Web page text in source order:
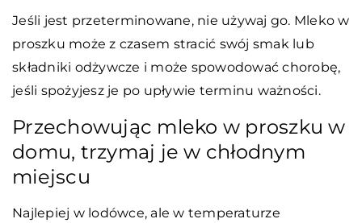
Jeśli jest przeterminowane, nie używaj go. Mleko w
proszku może z czasem stracić swój smak lub
składniki odżywcze i może spowodować chorobę,
jeśli spożyjesz je po upływie terminu ważności.
Przechowując mleko w proszku w
domu, trzymaj je w chłodnym
miejscu
Najlepiej w lodówce, ale w temperaturze